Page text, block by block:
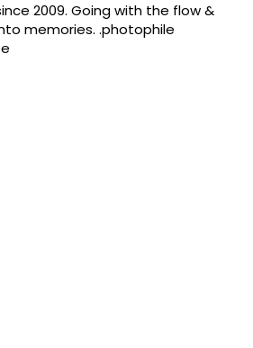
2009. Going with the flow &
memories. .photophile